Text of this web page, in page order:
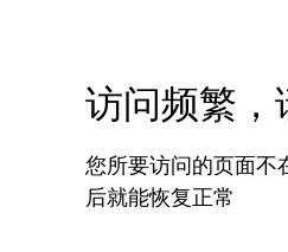
访问频繁，
您所要访问的页面不
后就能恢复正常